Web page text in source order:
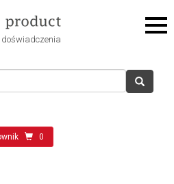
doświadczenia
0